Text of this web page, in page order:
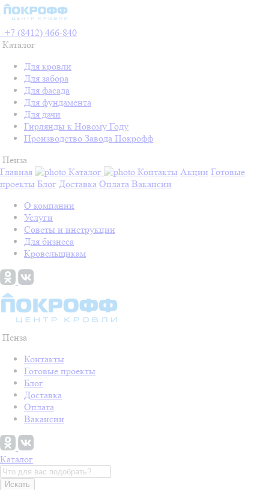
+7 (8412) 466-840
Каталог
Для кровли
Для забора
Для фасада
Для фундамента
Для дачи
Гирлянды к Новому Году
Производство Завода Покрофф
Пенза
Главная
Каталог Контакты Акции Готовые
проекты Блог Доставка Оплата Вакансии
О компании
Услуги
Советы и инструкции
Для бизнеса
Кровельщикам
Пенза
Контакты
Готовые проекты
Блог
Доставка
Оплата
Вакансии
Каталог
Искать